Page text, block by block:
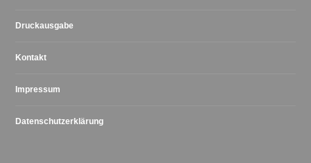
Druckausgabe
Kontakt
Impressum
Datenschutzerklärung